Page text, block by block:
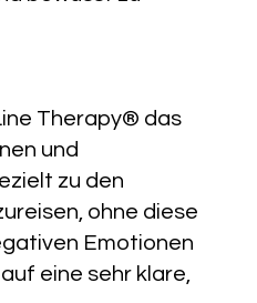
Therapy® das
und
zu den
ohne diese
Emotionen
eine sehr klare,